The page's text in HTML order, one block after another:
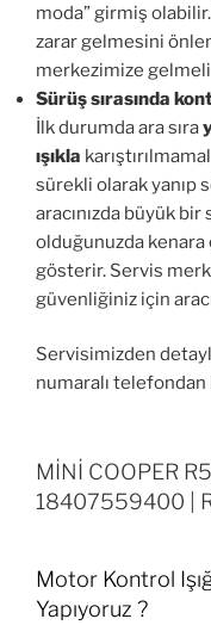
moda” girmiş
zarar gelmesini
merkezimize
Sürüş sırasında
İlk durumda ara sıra
ışıkla
sürekli olarak yanıp
aracınızda büyük
olduğunuzda
gösterir. Servis
güvenliğiniz için
Servisimizden
numaralı telefondan
MİNİ COOPER
18407559400 |
Motor Kontrol
Yapıyoruz ?